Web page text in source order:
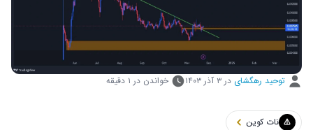
توحید رهگشای در ۳ آذر ۱۴۰۳ خواندن در ۱ دقیقه
نات کوین